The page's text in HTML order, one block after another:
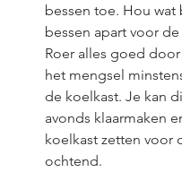
bessen toe. Hou wat
bessen apart voor
Roer alles goed
het mengsel
de koelkast. Je kan
avonds klaarmaken
koelkast zetten voor
ochtend.